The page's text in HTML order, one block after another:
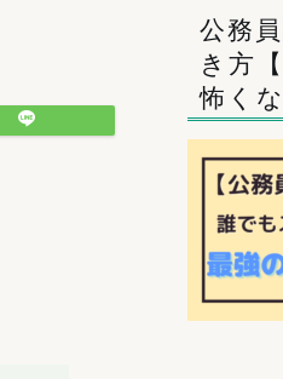
公務
き方
怖くな